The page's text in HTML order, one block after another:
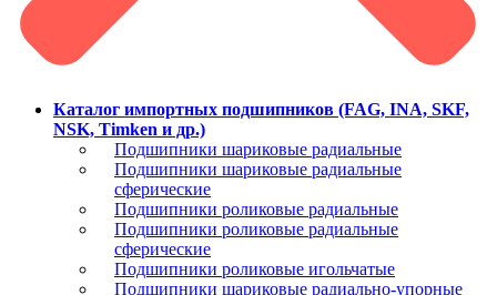
Каталог импортных подшипников (FAG, INA, SKF,
NSK, Timken и др.)
Подшипники шариковые радиальные
Подшипники шариковые радиальные
сферические
Подшипники роликовые радиальные
Подшипники роликовые радиальные
сферические
Подшипники роликовые игольчатые
Подшипники шариковые радиально-упорные